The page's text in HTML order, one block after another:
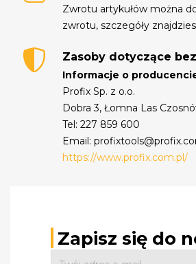
Zwrotu artykułów można
zwrotu, szczegóły
Zasoby dotyczące
Informacje o
Profix Sp. z o.o.
Dobra 3, Łomna Las
Tel: 227 859 600
Email:
https://www.profix.com.pl/
Zapisz się do